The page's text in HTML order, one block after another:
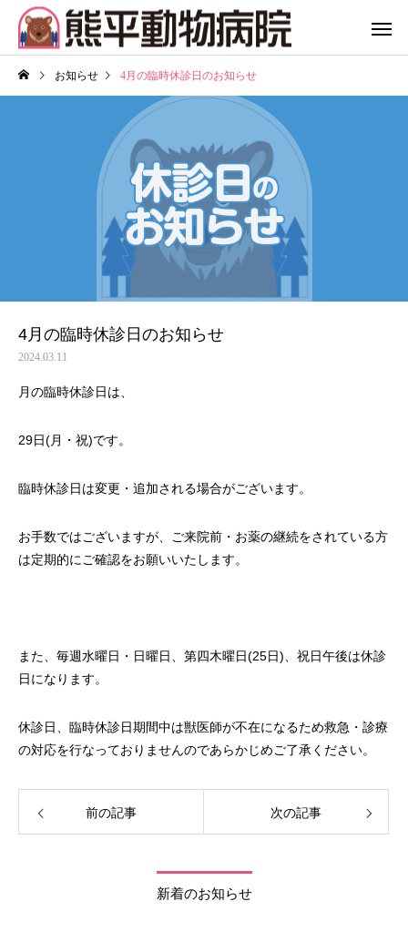
お知らせ 4月の臨時休診日のお知らせ
4月の臨時休診日のお知らせ
2024.03.11
月の臨時休診日は、
29日(月・祝)です。
臨時休診日は変更・追加される場合がございます。
お手数ではございますが、ご来院前・お薬の継続をされている方
は定期的にご確認をお願いいたします。
また、毎週水曜日・日曜日、第四木曜日(25日)、祝日午後は休診
日になります。
休診日、臨時休診日期間中は獣医師が不在になるため救急・診療
の対応を行なっておりませんのであらかじめご了承ください。
前の記事 次の記事
新着のお知らせ